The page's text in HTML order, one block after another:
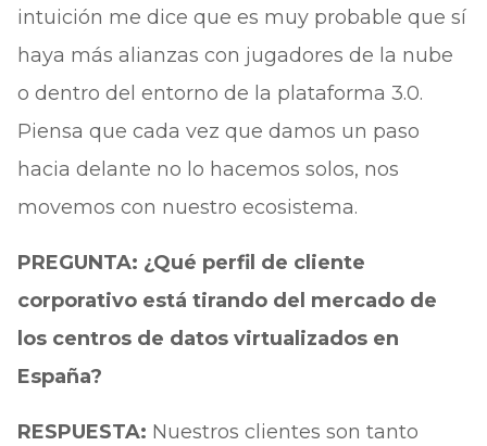
intuición me dice que es muy probable que sí
haya más alianzas con jugadores de la nube
o dentro del entorno de la plataforma 3.0.
Piensa que cada vez que damos un paso
hacia delante no lo hacemos solos, nos
movemos con nuestro ecosistema.
PREGUNTA: ¿Qué perfil de cliente
corporativo está tirando del mercado de
los centros de datos virtualizados en
España?
RESPUESTA: Nuestros clientes son tanto